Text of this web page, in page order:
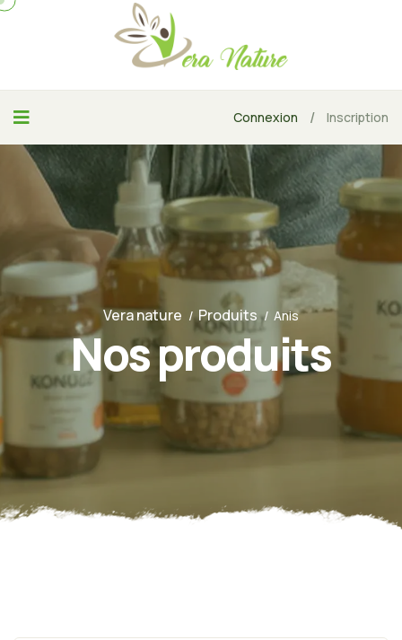
Connexion / Inscription
Vera nature Produits Anis
Nos produits